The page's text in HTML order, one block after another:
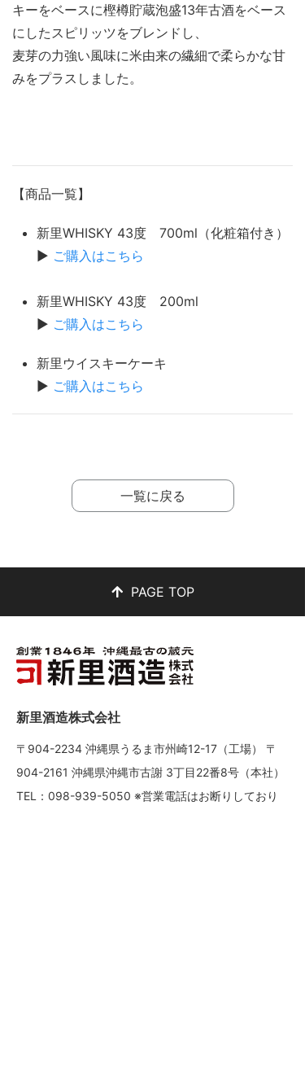
キーをベースに樫樽貯蔵泡盛13年古酒をベース
にしたスピリッツをブレンドし、
麦芽の力強い風味に米由来の繊細で柔らかな甘
みをプラスしました。
【商品一覧】
新里WHISKY 43度 700ml（化粧箱付き）
▶ ご購入はこちら
新里WHISKY 43度 200ml
▶ ご購入はこちら
新里ウイスキーケーキ
▶ ご購入はこちら
一覧に戻る
PAGE TOP
新里酒造株式会社
〒904-2234 沖縄県うるま市州崎12-17（工場） 〒
904-2161 沖縄県沖縄市古謝 3丁目22番8号（本社）
TEL：098-939-5050 ※営業電話はお断りしており